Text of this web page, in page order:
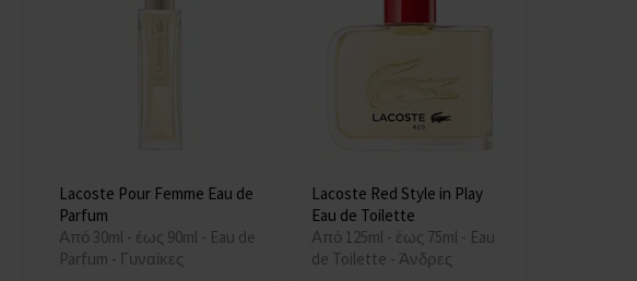
Lacoste Pour Femme Eau de
Parfum
Από 30ml - έως 90ml - Eau de
Parfum - Γυναίκες
Lacoste Red Style in Play
Eau de Toilette
Από 125ml - έως 75ml - Eau
de Toilette - Άνδρες